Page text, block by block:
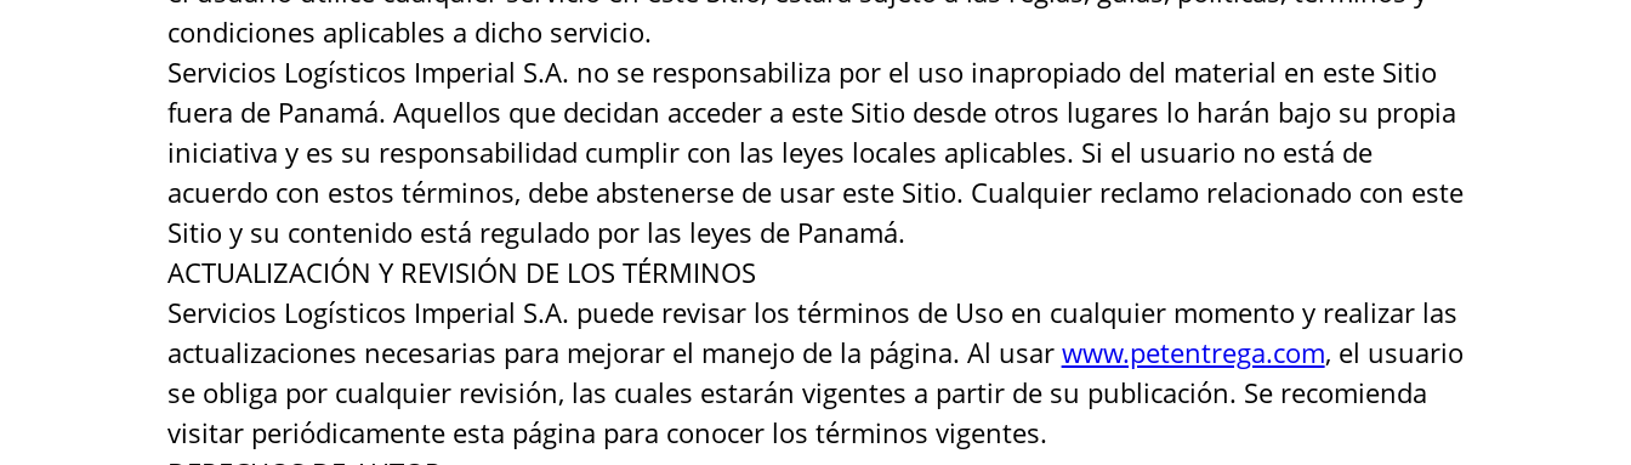
condiciones aplicables a dicho servicio.
Servicios Logísticos Imperial S.A. no se responsabiliza por el uso inapropiado del material en este Sitio
fuera de Panamá. Aquellos que decidan acceder a este Sitio desde otros lugares lo harán bajo su propia
iniciativa y es su responsabilidad cumplir con las leyes locales aplicables. Si el usuario no está de
acuerdo con estos términos, debe abstenerse de usar este Sitio. Cualquier reclamo relacionado con este
Sitio y su contenido está regulado por las leyes de Panamá.
ACTUALIZACIÓN Y REVISIÓN DE LOS TÉRMINOS
Servicios Logísticos Imperial S.A. puede revisar los términos de Uso en cualquier momento y realizar las
actualizaciones necesarias para mejorar el manejo de la página. Al usarwww.petentrega.com, el usuario
se obliga por cualquier revisión, las cuales estarán vigentes a partir de su publicación. Se recomienda
visitar periódicamente esta página para conocer los términos vigentes.